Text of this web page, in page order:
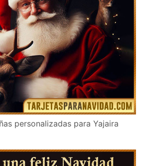
personalizadas para Yajaira